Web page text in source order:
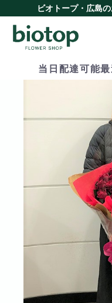
ビオトープ・広島
当日配達可能最